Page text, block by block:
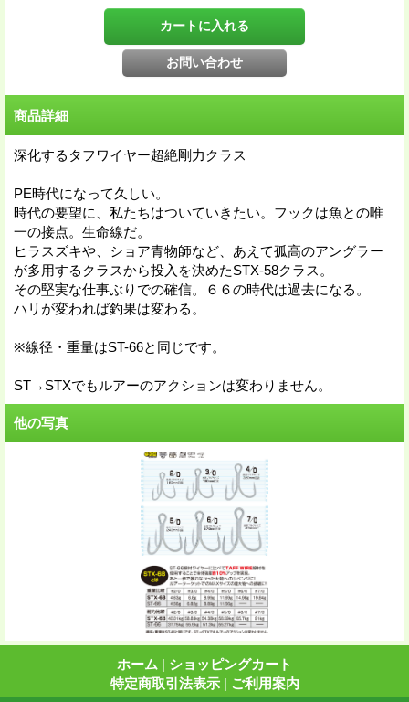
商品詳細
深化するタフワイヤー超絶剛力クラス
PE時代になって久しい。
時代の要望に、私たちはついていきたい。フックは魚との唯
一の接点。生命線だ。
ヒラスズキや、ショア青物師など、あえて孤高のアングラー
が多用するクラスから投入を決めたSTX-58クラス。
その堅実な仕事ぶりでの確信。６６の時代は過去になる。
ハリが変われば釣果は変わる。
※線径・重量はST-66と同じです。
ST→STXでもルアーのアクションは変わりません。
他の写真
ホーム | ショッピングカート
特定商取引法表示 | ご利用案内